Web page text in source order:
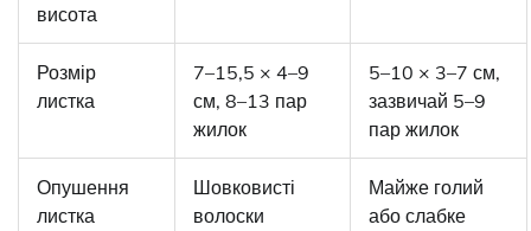
висота
Розмір
листка
7–15,5 × 4–9
см, 8–13 пар
жилок
5–10 × 3–7 см,
зазвичай 5–9
пар жилок
Опушення
листка
Шовковисті
волоски
Майже голий
або слабке